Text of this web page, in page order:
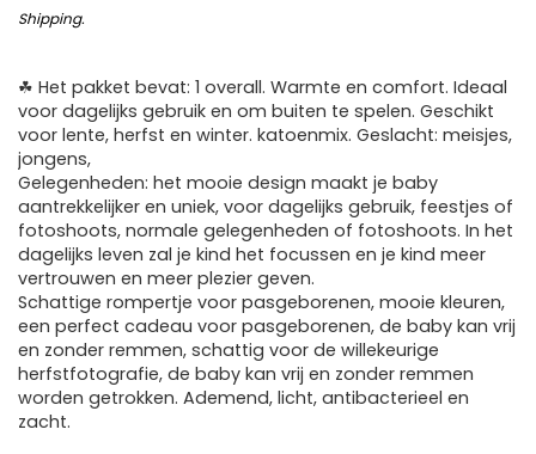
Shipping.
☘ Het pakket bevat: 1 overall. Warmte en comfort. Ideaal
voor dagelijks gebruik en om buiten te spelen. Geschikt
voor lente, herfst en winter. katoenmix. Geslacht: meisjes,
jongens,
Gelegenheden: het mooie design maakt je baby
aantrekkelijker en uniek, voor dagelijks gebruik, feestjes of
fotoshoots, normale gelegenheden of fotoshoots. In het
dagelijks leven zal je kind het focussen en je kind meer
vertrouwen en meer plezier geven.
Schattige rompertje voor pasgeborenen, mooie kleuren,
een perfect cadeau voor pasgeborenen, de baby kan vrij
en zonder remmen, schattig voor de willekeurige
herfstfotografie, de baby kan vrij en zonder remmen
worden getrokken. Ademend, licht, antibacterieel en
zacht.